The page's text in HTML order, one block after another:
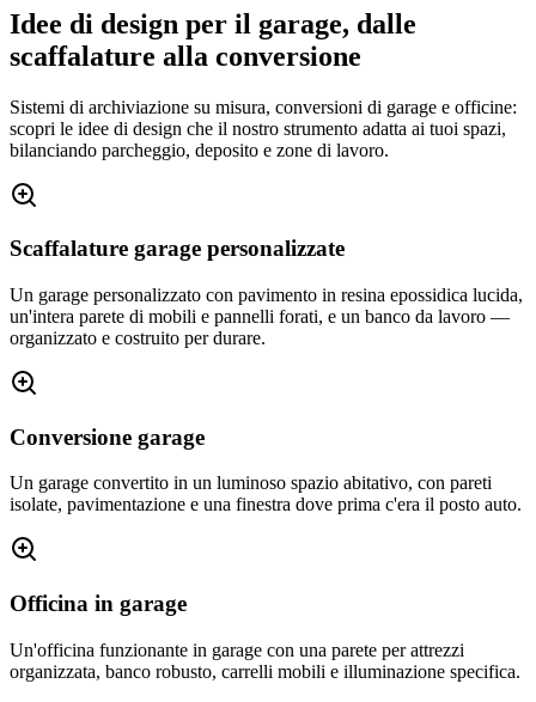
Idee di design per il garage, dalle
scaffalature alla conversione
Sistemi di archiviazione su misura, conversioni di garage e officine:
scopri le idee di design che il nostro strumento adatta ai tuoi spazi,
bilanciando parcheggio, deposito e zone di lavoro.
Scaffalature garage personalizzate
Un garage personalizzato con pavimento in resina epossidica lucida,
un'intera parete di mobili e pannelli forati, e un banco da lavoro —
organizzato e costruito per durare.
Conversione garage
Un garage convertito in un luminoso spazio abitativo, con pareti
isolate, pavimentazione e una finestra dove prima c'era il posto auto.
Officina in garage
Un'officina funzionante in garage con una parete per attrezzi
organizzata, banco robusto, carrelli mobili e illuminazione specifica.